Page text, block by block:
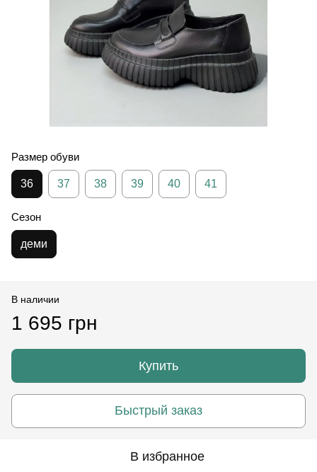
Размер обуви
36 37 38 39 40 41
Сезон
деми
В наличии
1 695 грн
Купить
Быстрый заказ
В избранное